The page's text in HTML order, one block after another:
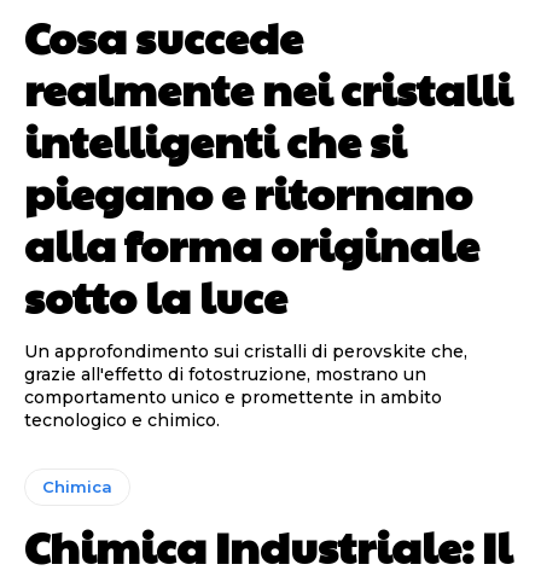
Cosa succede
realmente nei cristalli
intelligenti che si
piegano e ritornano
alla forma originale
sotto la luce
Un approfondimento sui cristalli di perovskite che,
grazie all'effetto di fotostruzione, mostrano un
comportamento unico e promettente in ambito
tecnologico e chimico.
Chimica
Chimica Industriale: Il